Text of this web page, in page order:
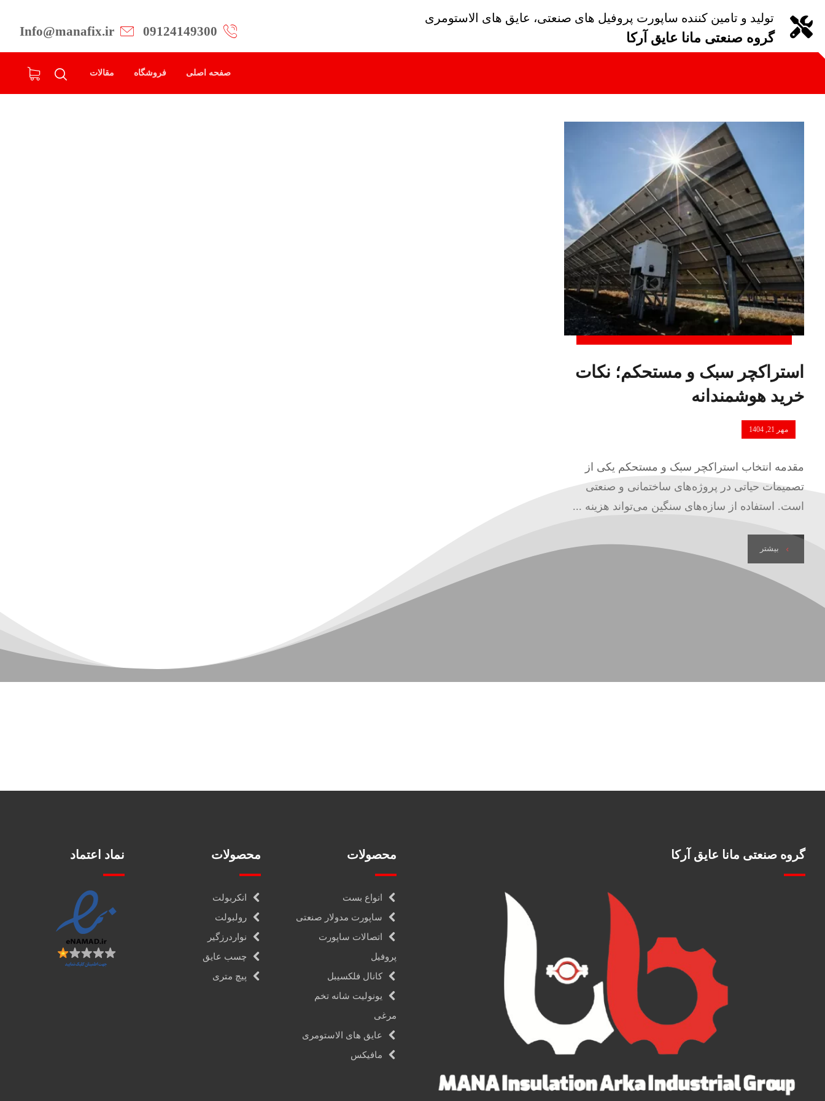
تولید و تامین کننده ساپورت پروفیل های صنعتی، عایق های الاستومری
گروه صنعتی مانا عایق آرکا Info@manafix.ir 09124149300
صفحه اصلی فروشگاه مقالات
استراکچر سبک و مستحکم؛ نکات
خرید هوشمندانه
مهر 21, 1404
مقدمه انتخاب استراکچر سبک و مستحکم یکی از
تصمیمات حیاتی در پروژه‌های ساختمانی و صنعتی
است. استفاده از سازه‌های سنگین می‌تواند هزینه ...
بیشتر
گروه صنعتی مانا عایق آرکا محصولات
انواع بست
ساپورت مدولار صنعتی
اتصالات ساپورت
پروفیل
کانال فلکسیبل
یونولیت شانه تخم
مرغی
عایق های الاستومری
مافیکس
محصولات
انکربولت
رولبولت
نواردرزگیر
چسب عایق
پیچ متری
نماد اعتماد